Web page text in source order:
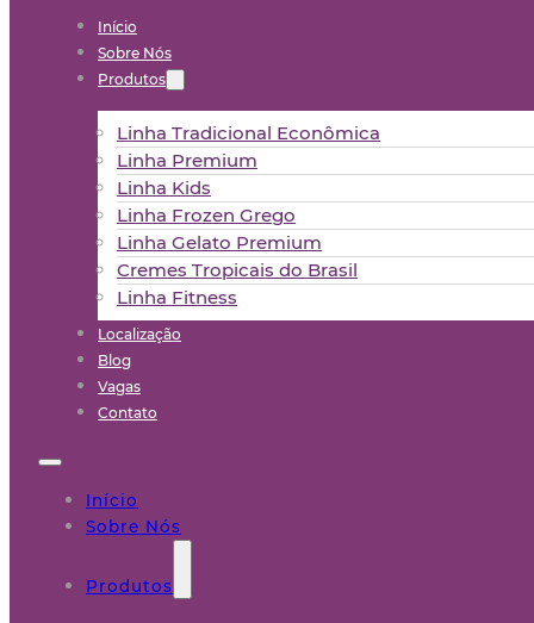
Início
Sobre Nós
Produtos
Linha Tradicional Econômica
Linha Premium
Linha Kids
Linha Frozen Grego
Linha Gelato Premium
Cremes Tropicais do Brasil
Linha Fitness
Localização
Blog
Vagas
Contato
Início
Sobre Nós
Produtos